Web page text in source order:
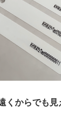
くからでも見